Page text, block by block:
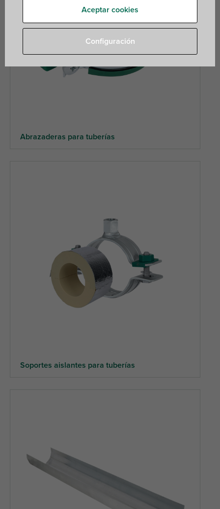
Abrazaderas para tuberías
Soportes aislantes para tuberías
Aceptar cookies
Configuración